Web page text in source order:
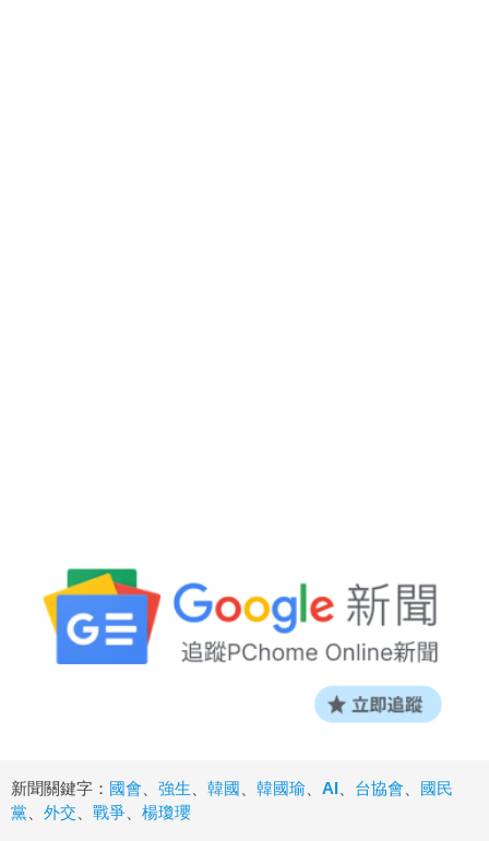
新聞關鍵字： 國會 強生 韓國 韓國瑜 AI 台協會
國民
黨
外交 戰爭 楊瓊瓔